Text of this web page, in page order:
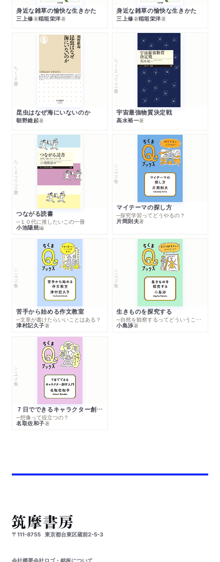
身近な雑草の愉快な生きかた
三上修著稲垣栄洋著
身近な雑草の愉快な生きかた
三上修著稲垣栄洋著
ちくま新書
昆虫はなぜ海にいないのか
朝野維起著
ちくまプリマー新書
宇宙最強物質決定戦
高水裕一著
ちくまプリマー新書
つながる読書
─１０代に推したいこの一冊
小池陽慈編
シリーズ・全集
マイテーマの探し方
─探究学習ってどうやるの？
片岡則夫著
シリーズ・全集
苦手から始める作文教室
─文章が書けたらいいことはある？
津村記久子著
シリーズ・全集
生きものを探究する
─自然を観察するってどういうこと？
小島渉著
シリーズ・全集
７日でできるキャラクター創作入門
─想像って役立つの？
名取佐和子著
〒111-8755 東京都台東区蔵前2-5-3